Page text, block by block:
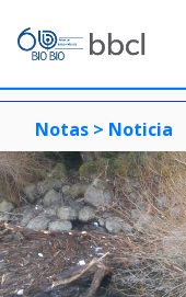
Notas > Noticia